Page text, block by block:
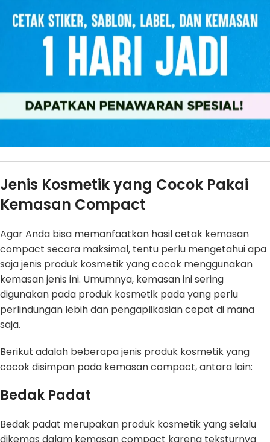
Jenis Kosmetik yang Cocok Pakai
Kemasan Compact
Agar Anda bisa memanfaatkan hasil cetak kemasan
compact secara maksimal, tentu perlu mengetahui apa
saja jenis produk kosmetik yang cocok menggunakan
kemasan jenis ini. Umumnya, kemasan ini sering
digunakan pada produk kosmetik pada yang perlu
perlindungan lebih dan pengaplikasian cepat di mana
saja.
Berikut adalah beberapa jenis produk kosmetik yang
cocok disimpan pada kemasan compact, antara lain:
Bedak Padat
Bedak padat merupakan produk kosmetik yang selalu